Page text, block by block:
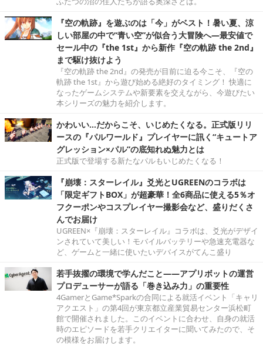
『空の軌跡』を遊ぶのは「今」がベスト！暑い夏、涼
しい部屋の中で“青い空”が似合う大冒険へ―最安値で
セール中の『the 1st』から新作『空の軌跡 the 2nd』
まで駆け抜けよう
『空の軌跡 the 2nd』の発売が目前に迫る今こそ、『空の
軌跡 the 1st』から遊び始める絶好のタイミング！ 快適に
なったゲームシステムや新要素を交えながら、今遊びたい
本シリーズの魅力を紹介します。
かわいい…だからこそ、いじめたくなる。正式版リリ
ースの『パルワールド』プレイヤーに訊く“キュートア
グレッション×パル”の底知れぬ魅力とは
正式版で登場する新たなパルもいじめたくなる！
『崩壊：スターレイル』爻光とUGREENのコラボは
「限定ギフトBOX」が超豪華！全6商品に使える5％オ
フクーポンやコスプレイヤー撮影会など、盛りだくさ
んでお届け
UGREEN×『崩壊：スターレイル』コラボは、爻光がデザイ
ンされていて美しい！モバイルバッテリーや急速充電器な
ど、ゲームと一緒に使いたいデバイスがてんこ盛り
若手抜擢の環境で学んだこと――アプリボットの運営
プロデューサーが語る「巻き込み力」の重要性
4GamerとGame*Sparkの合同による就活イベント「キャリ
アクエスト」の第4回が東京都立産業貿易センター浜松町
館で開催されました。このイベントに合わせ、自身の就活
時のエピソードを若手クリエイターに聞いてみたので、そ
の模様をお届けします。